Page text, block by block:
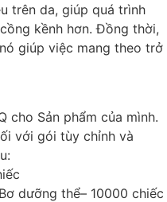
trên da, giúp quá trình
kềnh hơn. Đồng thời,
giúp việc mang theo trở
cho Sản phẩm của mình.
với gói tùy chỉnh và
dưỡng thể– 10000 chiếc